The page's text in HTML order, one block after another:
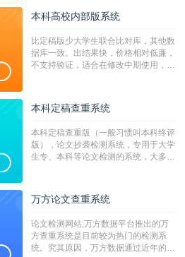
本科高校内部版系统
比定稿版少大学生联合比对库，其他数
据库一致。出结果快，价格相对低廉，
不支持验证，适合在修改中期使用，定
本科定稿查重系统
本科定稿查重版（一般习惯叫本科终评
版），论文抄袭检测系统，专用于大学
生专、本科等论文检测的系统，大多数
万方论文查重系统
论文检测网站,万方数据平台推出的万
方查重系统是目前较为热门的检测系
统。究其原因，万方数据通过近年的发